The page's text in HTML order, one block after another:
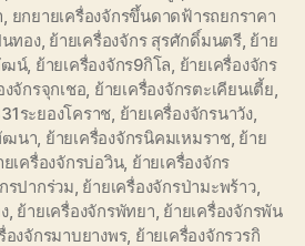
ยกยายเครื่องจักรขึ้นดาดฟ้ารถยกราคา
นทอง, ย้ายเครื่องจักร สุรศักดิ์มนตรี, ย้าย
ฒน์, ย้ายเครื่องจักร9กิโล ย้ายเครื่องจักร
งจักรจุกเชอ ย้ายเครื่องจักรตะเคียนเตี้ย
ระยองโคราช ย้ายเครื่องจักรนาวัง,
ฒนา ย้ายเครื่องจักรนิคมเหมราช, ย้าย
ยเครื่องจักรบ่อวิน, ย้ายเครื่องจักร
รปากร่วม ย้ายเครื่องจักรป่ามะพร้าว,
, ย้ายเครื่องจักรพัทยา ย้ายเครื่องจักรพัน
องจักรมาบยางพร, ย้ายเครื่องจักรวรกิ